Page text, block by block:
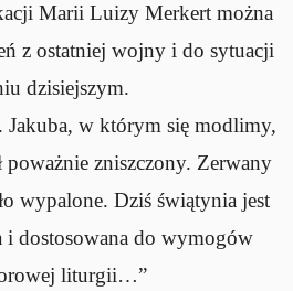
Marii Luizy Merkert można
z ostatniej wojny i do sytuacji
dzisiejszym.
Jakuba, w którym się modlimy,
poważnie zniszczony. Zerwany
wypalone. Dziś świątynia jest
dostosowana do wymogów
liturgii…”